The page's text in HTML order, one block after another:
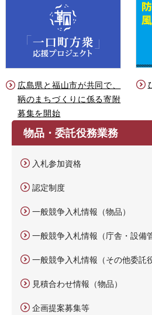
広島県と福山市が共同で、
鞆のまちづくりに係る寄附
募集を開始
物品・委託役務業務
入札参加資格
認定制度
一般競争入札情報（物品）
一般競争入札情報（庁舎・設備
一般競争入札情報（その他委託
見積合わせ情報（物品）
企画提案募集等